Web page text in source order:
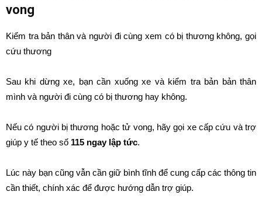
vong
Kiểm tra bản thân và người đi cùng xem có bị thương không, gọi
cứu thương
Sau khi dừng xe, bạn cần xuống xe và kiểm tra bản bản thân
mình và người đi cùng có bị thương hay không.
Nếu có người bị thương hoặc tử vong, hãy gọi xe cấp cứu và trợ
giúp y tế theo số 115 ngay lập tức.
Lúc này bạn cũng vẫn cần giữ bình tĩnh để cung cấp các thông tin
cần thiết, chính xác để được hướng dẫn trợ giúp.